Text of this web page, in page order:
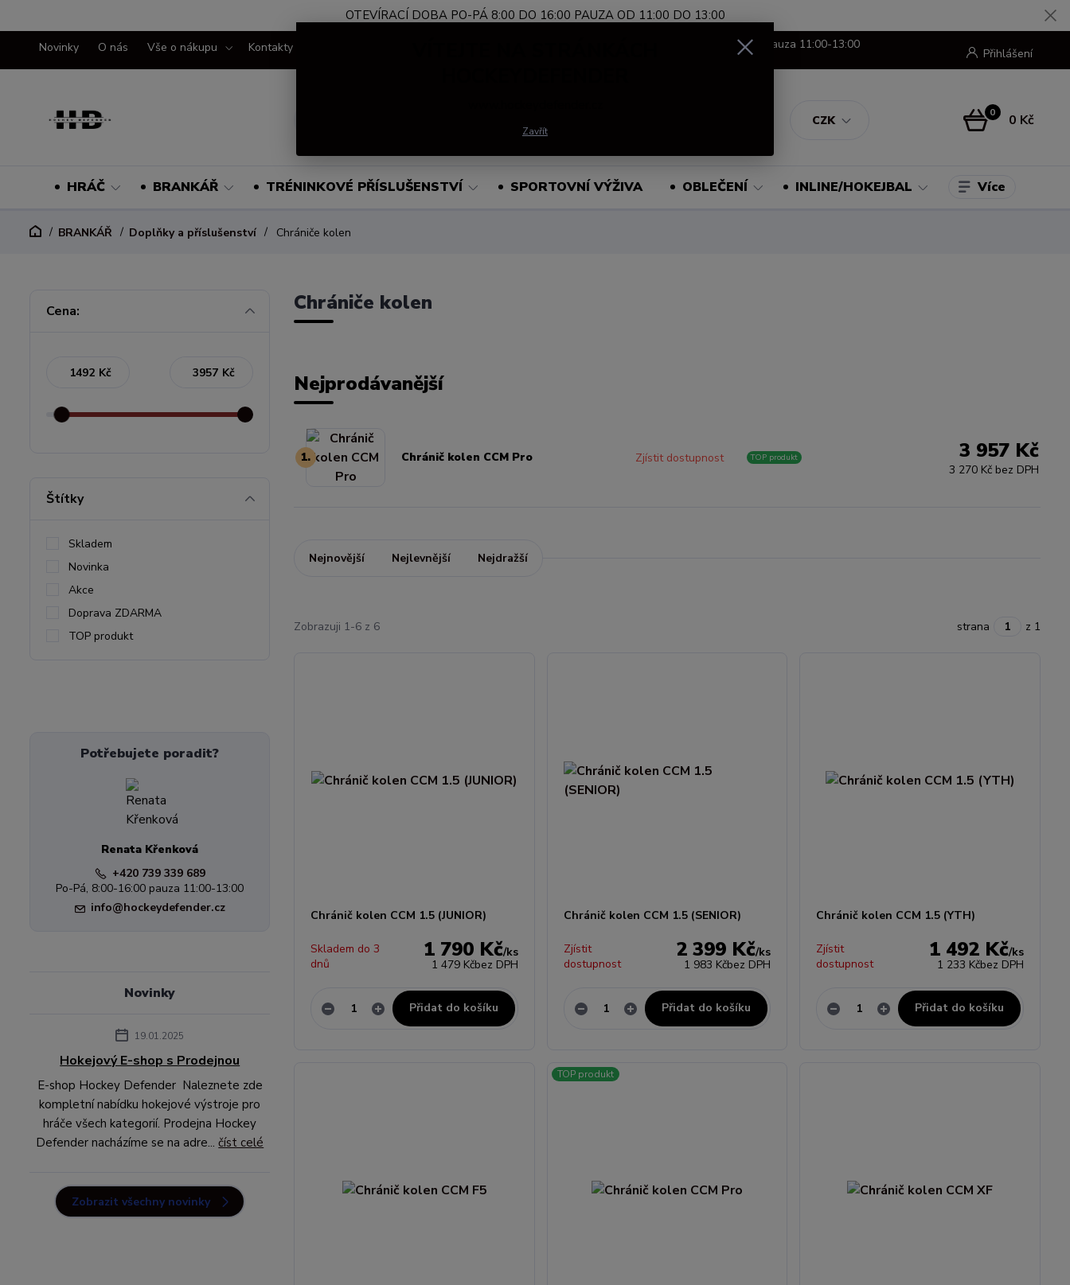
OTEVÍRACÍ DOBA PO-PÁ 8:00 DO 16:00 PAUZA OD 11:00 DO 13:00
Novinky O nás Vše o nákupu Kontakty
CZK
Přihlášení
Po-Pá, 8:00-16:00 pauza 11:00-13:00
0 0 Kč
HRÁČ BRANKÁŘ TRÉNINKOVÉ PŘÍSLUŠENSTVÍ SPORTOVNÍ VÝŽIVA OBLEČENÍ INLINE/HOKEJBAL Více
BRANKÁŘ Doplňky a příslušenství Chrániče kolen
Chrániče kolen
Nejprodávanější
1. Chránič kolen CCM Pro Zjístit dostupnost TOP produkt 3 957 Kč
3 270 Kč bez DPH
Nejnovější Nejlevnější Nejdražší
Zobrazuji 1-6 z 6 strana z 1
Chránič kolen CCM 1.5 (JUNIOR)
1 790 Kč/ks
1 479 Kčbez DPH
Skladem do 3
dnů
Přidat do košíku
Chránič kolen CCM 1.5 (SENIOR)
2 399 Kč/ks
1 983 Kčbez DPH
Zjístit
dostupnost
Přidat do košíku
Chránič kolen CCM 1.5 (YTH)
1 492 Kč/ks
1 233 Kčbez DPH
Zjístit
dostupnost
Přidat do košíku
TOP produkt
Cena:
Kč Kč
Štítky
Skladem
Novinka
Akce
Doprava ZDARMA
TOP produkt
Potřebujete poradit?
Renata Křenková
+420 739 339 689
Po-Pá, 8:00-16:00 pauza 11:00-13:00
info@hockeydefender.cz
Novinky
19.01.2025
Hokejový E-shop s Prodejnou
E-shop Hockey Defender Naleznete zde
kompletní nabídku hokejové výstroje pro
hráče všech kategorií. Prodejna Hockey
Defender nacházíme se na adre...číst celé
Zobrazit všechny novinky
Zavřít